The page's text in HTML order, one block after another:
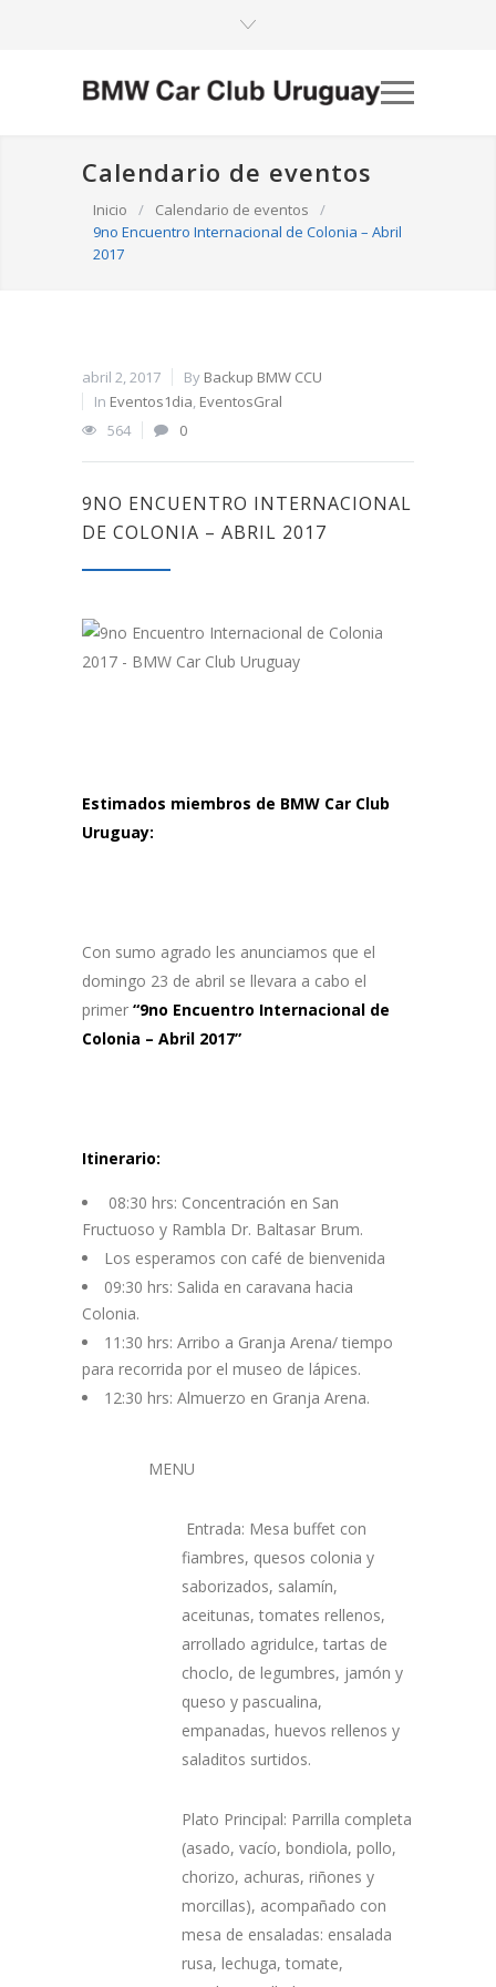
Calendario de eventos
Inicio / Calendario de eventos
/
9no Encuentro Internacional de Colonia – Abril
2017
abril 2, 2017 By Backup BMW CCU
In Eventos1dia, EventosGral
564
0
9NO ENCUENTRO INTERNACIONAL
DE COLONIA – ABRIL 2017
Estimados miembros de BMW Car Club
Uruguay:
Con sumo agrado les anunciamos que el
domingo 23 de abril se llevara a cabo el
primer “9no Encuentro Internacional de
Colonia – Abril 2017”
Itinerario:
08:30 hrs: Concentración en San
Fructuoso y Rambla Dr. Baltasar Brum.
Los esperamos con café de bienvenida
09:30 hrs: Salida en caravana hacia
Colonia.
11:30 hrs: Arribo a Granja Arena/ tiempo
para recorrida por el museo de lápices.
12:30 hrs: Almuerzo en Granja Arena.
MENU
Entrada: Mesa buffet con
fiambres, quesos colonia y
saborizados, salamín,
aceitunas, tomates rellenos,
arrollado agridulce, tartas de
choclo, de legumbres, jamón y
queso y pascualina,
empanadas, huevos rellenos y
saladitos surtidos.
Plato Principal: Parrilla completa
(asado, vacío, bondiola, pollo,
chorizo, achuras, riñones y
morcillas), acompañado con
mesa de ensaladas: ensalada
rusa, lechuga, tomate,